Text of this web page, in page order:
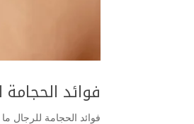
فوائد الحجامة